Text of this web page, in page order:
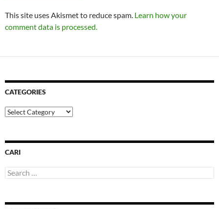
This site uses Akismet to reduce spam. Learn how your
comment data is processed.
CATEGORIES
Categories
CARI
Search
for: